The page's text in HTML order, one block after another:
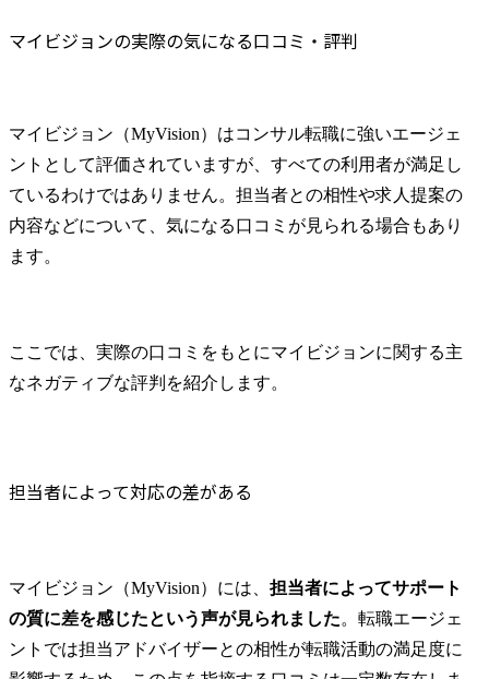
マイビジョンの実際の気になる口コミ・評判
マイビジョン（MyVision）はコンサル転職に強いエージェ
ントとして評価されていますが、すべての利用者が満足し
ているわけではありません。担当者との相性や求人提案の
内容などについて、気になる口コミが見られる場合もあり
ます。
ここでは、実際の口コミをもとにマイビジョンに関する主
なネガティブな評判を紹介します。
担当者によって対応の差がある
マイビジョン（MyVision）には、 担当者によってサポート
の質に差を感じたという声が見られました。転職エージェ
ントでは担当アドバイザーとの相性が転職活動の満足度に